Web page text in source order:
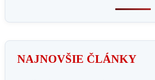
NAJNOVŠIE ČLÁNKY